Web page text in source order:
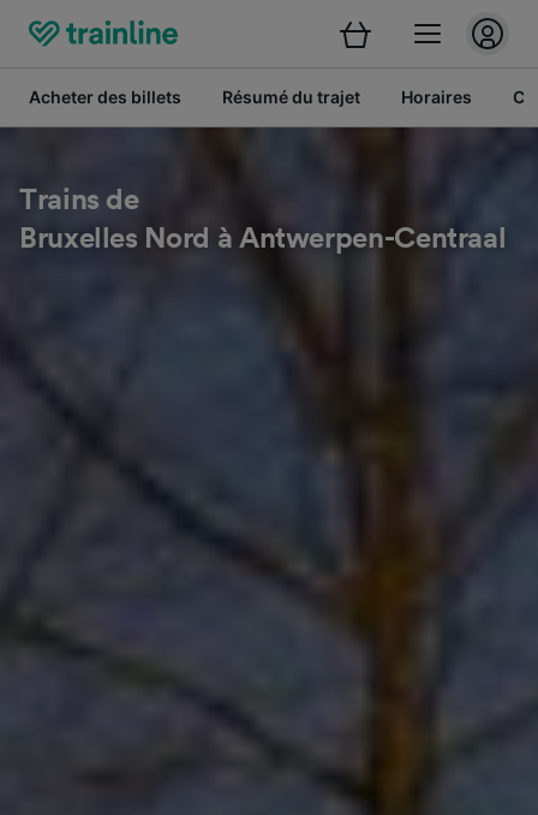
Acheter des billets Résumé du trajet Horaires
Trains de
Bruxelles Nord à Antwerpen-Centraal